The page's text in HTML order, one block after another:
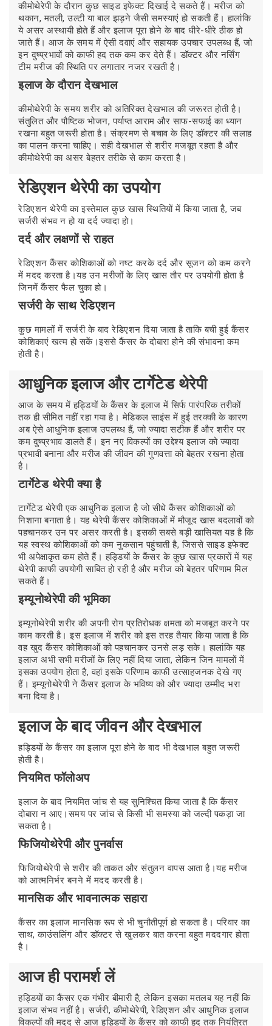
कीमोथेरेपी के दौरान कुछ साइड इफेक्ट दिखाई दे सकते हैं। मरीज को
थकान, मतली, उल्टी या बाल झड़ने जैसी समस्याएं हो सकती हैं। हालांकि
ये असर अस्थायी होते हैं और इलाज पूरा होने के बाद धीरे-धीरे ठीक हो
जाते हैं। आज के समय में ऐसी दवाएं और सहायक उपचार उपलब्ध हैं, जो
इन दुष्प्रभावों को काफी हद तक कम कर देते हैं। डॉक्टर और नर्सिंग
टीम मरीज की स्थिति पर लगातार नजर रखती है।
इलाज के दौरान देखभाल
कीमोथेरेपी के समय शरीर को अतिरिक्त देखभाल की जरूरत होती है।
संतुलित और पौष्टिक भोजन, पर्याप्त आराम और साफ-सफाई का ध्यान
रखना बहुत जरूरी होता है। संक्रमण से बचाव के लिए डॉक्टर की सलाह
का पालन करना चाहिए। सही देखभाल से शरीर मजबूत रहता है और
कीमोथेरेपी का असर बेहतर तरीके से काम करता है।
रेडिएशन थेरेपी का उपयोग
रेडिएशन थेरेपी का इस्तेमाल कुछ खास स्थितियों में किया जाता है, जब
सर्जरी संभव न हो या दर्द ज्यादा हो।
दर्द और लक्षणों से राहत
रेडिएशन कैंसर कोशिकाओं को नष्ट करके दर्द और सूजन को कम करने
में मदद करता है।यह उन मरीजों के लिए खास तौर पर उपयोगी होता है
जिनमें कैंसर फैल चुका हो।
सर्जरी के साथ रेडिएशन
कुछ मामलों में सर्जरी के बाद रेडिएशन दिया जाता है ताकि बची हुई कैंसर
कोशिकाएं खत्म हो सकें।इससे कैंसर के दोबारा होने की संभावना कम
होती है।
आधुनिक इलाज और टार्गेटेड थेरेपी
आज के समय में हड्डियों के कैंसर के इलाज में सिर्फ पारंपरिक तरीकों
तक ही सीमित नहीं रहा गया है। मेडिकल साइंस में हुई तरक्की के कारण
अब ऐसे आधुनिक इलाज उपलब्ध हैं, जो ज्यादा सटीक हैं और शरीर पर
कम दुष्प्रभाव डालते हैं। इन नए विकल्पों का उद्देश्य इलाज को ज्यादा
प्रभावी बनाना और मरीज की जीवन की गुणवत्ता को बेहतर रखना होता
है।
टार्गेटेड थेरेपी क्या है
टार्गेटेड थेरेपी एक आधुनिक इलाज है जो सीधे कैंसर कोशिकाओं को
निशाना बनाता है। यह थेरेपी कैंसर कोशिकाओं में मौजूद खास बदलावों को
पहचानकर उन पर असर करती है। इसकी सबसे बड़ी खासियत यह है कि
यह स्वस्थ कोशिकाओं को कम नुकसान पहुंचाती है, जिससे साइड इफेक्ट
भी अपेक्षाकृत कम होते हैं। हड्डियों के कैंसर के कुछ खास प्रकारों में यह
थेरेपी काफी उपयोगी साबित हो रही है और मरीज को बेहतर परिणाम मिल
सकते हैं।
इम्यूनोथेरेपी की भूमिका
इम्यूनोथेरेपी शरीर की अपनी रोग प्रतिरोधक क्षमता को मजबूत करने पर
काम करती है। इस इलाज में शरीर को इस तरह तैयार किया जाता है कि
वह खुद कैंसर कोशिकाओं को पहचानकर उनसे लड़ सके। हालांकि यह
इलाज अभी सभी मरीजों के लिए नहीं दिया जाता, लेकिन जिन मामलों में
इसका उपयोग होता है, वहां इसके परिणाम काफी उत्साहजनक देखे गए
हैं। इम्यूनोथेरेपी ने कैंसर इलाज के भविष्य को और ज्यादा उम्मीद भरा
बना दिया है।
इलाज के बाद जीवन और देखभाल
हड्डियों के कैंसर का इलाज पूरा होने के बाद भी देखभाल बहुत जरूरी
होती है।
नियमित फॉलोअप
इलाज के बाद नियमित जांच से यह सुनिश्चित किया जाता है कि कैंसर
दोबारा न आए।समय पर जांच से किसी भी समस्या को जल्दी पकड़ा जा
सकता है।
फिजियोथेरेपी और पुनर्वास
फिजियोथेरेपी से शरीर की ताकत और संतुलन वापस आता है।यह मरीज
को आत्मनिर्भर बनने में मदद करती है।
मानसिक और भावनात्मक सहारा
कैंसर का इलाज मानसिक रूप से भी चुनौतीपूर्ण हो सकता है। परिवार का
साथ, काउंसलिंग और डॉक्टर से खुलकर बात करना बहुत मददगार होता
है।
आज ही परामर्श लें
हड्डियों का कैंसर एक गंभीर बीमारी है, लेकिन इसका मतलब यह नहीं कि
इलाज संभव नहीं है। सर्जरी, कीमोथेरेपी, रेडिएशन और आधुनिक इलाज
विकल्पों की मदद से आज हड्डियों के कैंसर को काफी हद तक नियंत्रित